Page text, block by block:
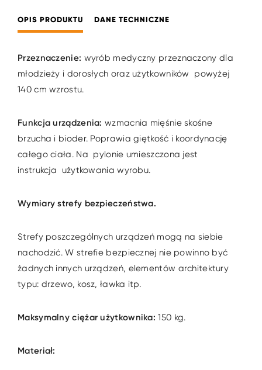
OPIS PRODUKTU DANE TECHNICZNE
Przeznaczenie: wyrób medyczny przeznaczony dla
młodzieży i dorosłych oraz użytkowników powyżej
140 cm wzrostu.
Funkcja urządzenia: wzmacnia mięśnie skośne
brzucha i bioder. Poprawia giętkość i koordynację
całego ciała. Na pylonie umieszczona jest
instrukcja użytkowania wyrobu.
Wymiary strefy bezpieczeństwa.
Strefy poszczególnych urządzeń mogą na siebie
nachodzić. W strefie bezpiecznej nie powinno być
żadnych innych urządzeń, elementów architektury
typu: drzewo, kosz, ławka itp.
Maksymalny ciężar użytkownika:150 kg.
Materiał: